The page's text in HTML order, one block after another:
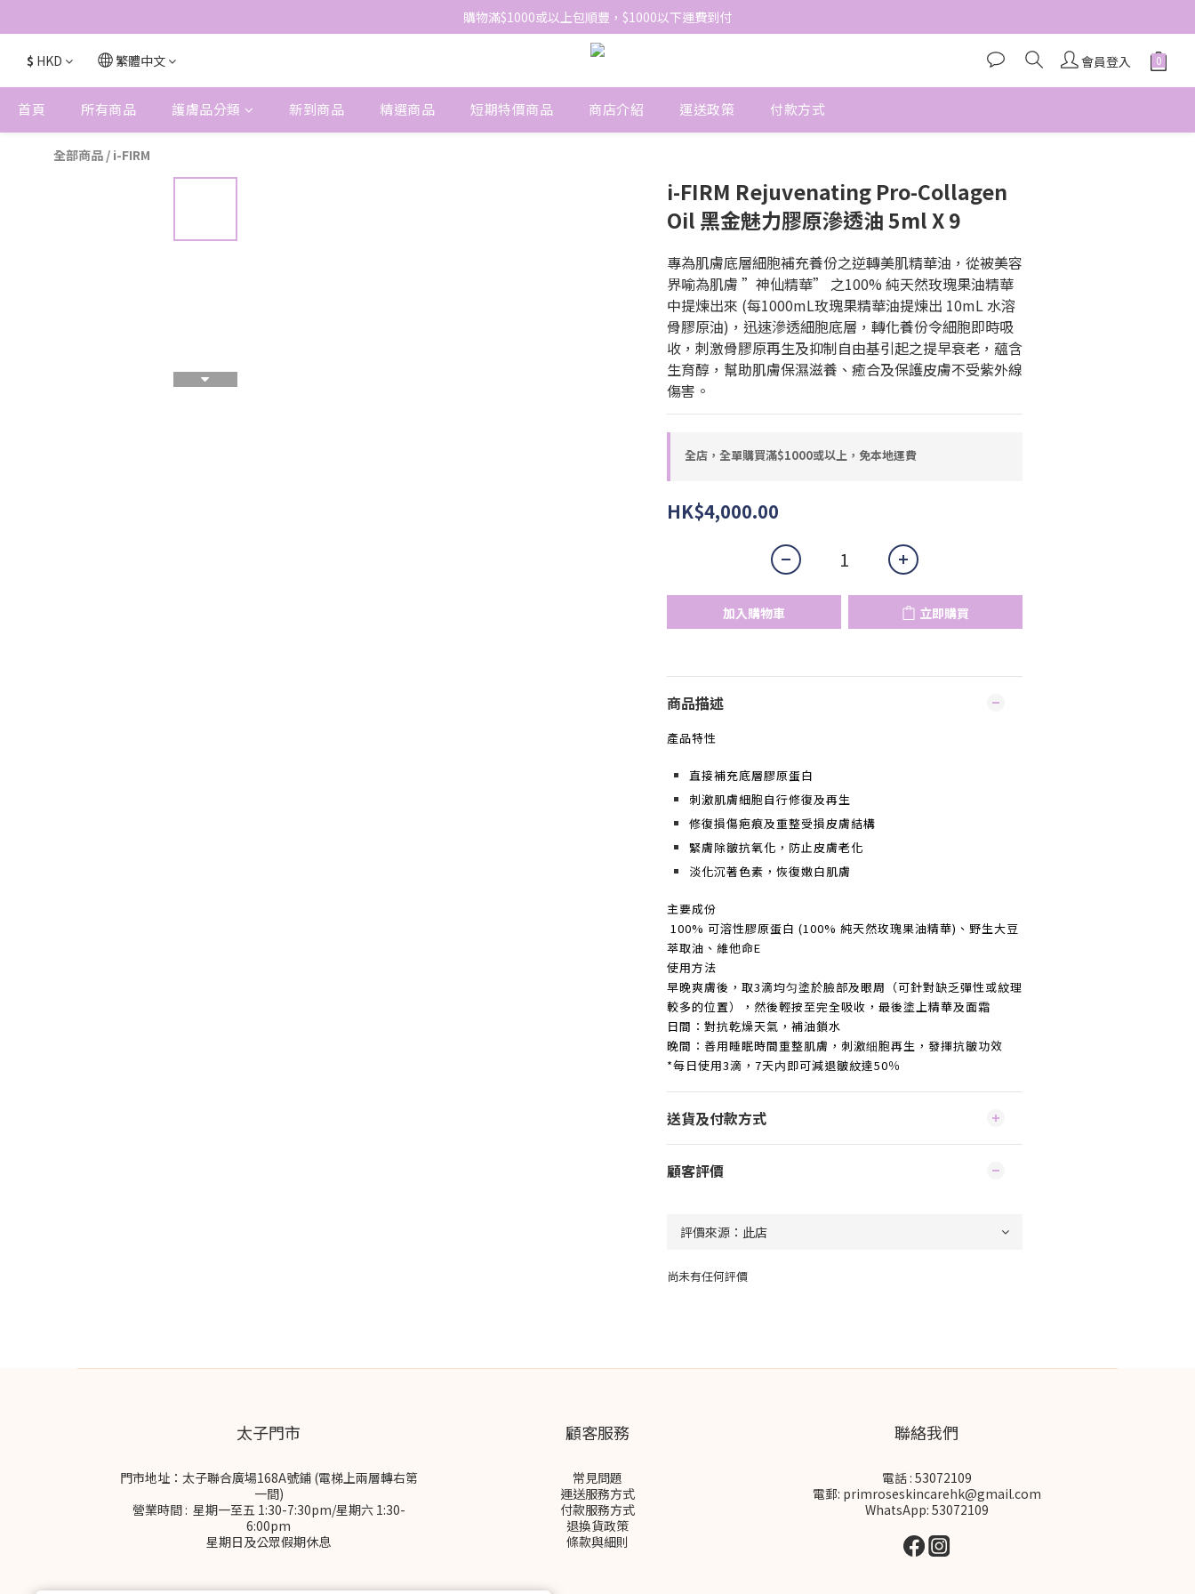
網站免費登記會員，會員優惠價於結帳時自動扣減
購物滿$1000或以上包順豐，$1000以下運費到付
網站免費登記會員，會員優惠價於結帳時自動扣減
$ HKD 繁體中文 會員登入
首頁 所有商品 護膚品分類 新到商品 精選商品 短期特價商品 商店介紹 運送政策 付款方式
全部商品 / i-FIRM
i-FIRM Rejuvenating Pro-Collagen
Oil 黑金魅力膠原滲透油 5ml X 9
專為肌膚底層細胞補充養份之逆轉美肌精華油，從被美容
界喻為肌膚 ”神仙精華” 之100% 純天然玫瑰果油精華
中提煉出來 (每1000mL玫瑰果精華油提煉出 10mL 水溶
骨膠原油)，迅速滲透細胞底層，轉化養份令細胞即時吸
收，刺激骨膠原再生及抑制自由基引起之提早衰老，蘊含
生育醇，幫助肌膚保濕滋養、癒合及保護皮膚不受紫外線
傷害。
全店，全單購買滿$1000或以上，免本地運費
HK$4,000.00
加入購物車 立即購買
商品描述
產品特性
直接補充底層膠原蛋白
刺激肌膚細胞自行修復及再生
修復損傷疤痕及重整受損皮膚結構
緊膚除皺抗氧化，防止皮膚老化
淡化沉著色素，恢復嫩白肌膚
主要成份
100% 可溶性膠原蛋白 (100% 純天然玫瑰果油精華)、野生大豆
萃取油、維他命E
使用方法
早晚爽膚後，取3滴均匀塗於臉部及眼周（可針對缺乏彈性或紋理
較多的位置），然後輕按至完全吸收，最後塗上精華及面霜
日間：對抗乾燥天氣，補油鎖水
晚間：善用睡眠時間重整肌膚，刺激细胞再生，發揮抗皺功效
*每日使用3滴， 7天内即可減退皺紋達50％
送貨及付款方式
顧客評價
尚未有任何評價
太子門市
門市地址：太子聯合廣場168A號鋪 (電梯上兩層轉右第
一間)
營業時間 : 星期一至五 1:30-7:30pm/星期六 1:30-
6:00pm
星期日及公眾假期休息
顧客服務
常見問題
運送服務方式
付款服務方式
退換貨政策
條款與細則
聯絡我們
電話 : 53072109
電郵: primroseskincarehk@gmail.com
WhatsApp: 53072109